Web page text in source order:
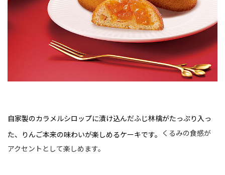
自家製のカラメルシロップに漬け込んだふじ林檎がたっぷり入っ
た、りんご本来の味わいが楽しめるケーキです。 くるみの食感が
アクセントとして楽しめます。